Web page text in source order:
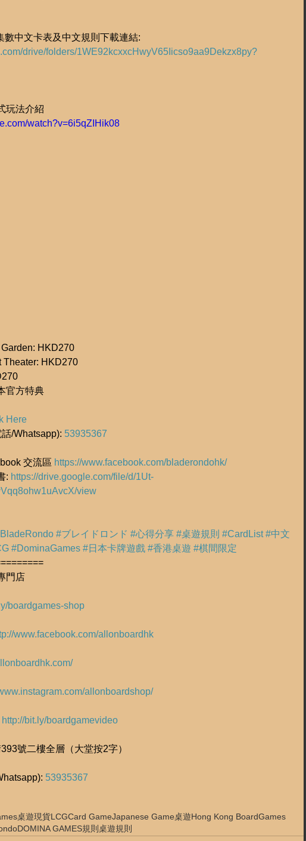
數中文卡表及中文規則下載連結:
drive/folders/1WE92kcxxcHwyV65Iicso9aa9Dekzx8py?
玩法介紹
watch?v=6i5qZIHik08
HKD270
Theater: HKD270
官方特典
Here
/Whatsapp): 53935367
交流區 https://www.facebook.com/bladerondohk/
: https://drive.google.com/file/d/1Ut-
view
#ブレイドロンド #心得分享 #桌遊規則 #CardList #中文
#DominaGames #日本卡牌遊戲 #香港桌遊 #棋間限定
門店
boardgames-shop
www.facebook.com/allonboardhk
allonboardshop/
http://bit.ly/boardgamevideo
號二樓全層（大堂按2字）
53935367
桌遊現貨LCGCard GameJapanese Game桌遊Hong Kong BoardGames
DOMINA GAMES規則 桌遊規則